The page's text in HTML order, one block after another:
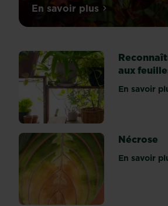
Tout
arrive
de
devenir
malade,
plantes
d’intérieur
peuvent
être
En savoir plussur Traitement des
aux
En savoirsur
Nécrose
En savoirsur